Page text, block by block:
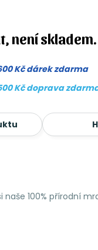
není skladem.
Kč dárek zdarma
Kč doprava
naše 100% přírodní